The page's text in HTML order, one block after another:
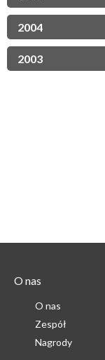
2004
2003
O nas
O nas
Zespół
Nagrody